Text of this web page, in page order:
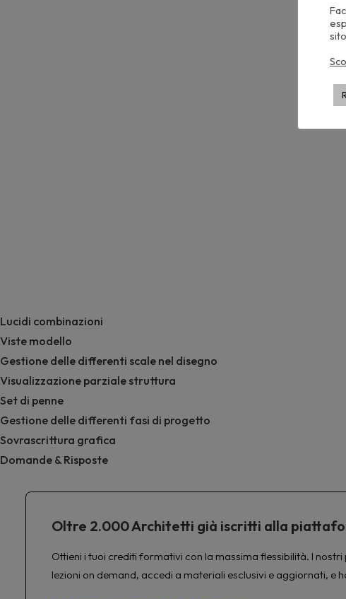
Lucidi combinazioni
Viste modello
Gestione delle differenti scale nel disegno
Visualizzazione parziale struttura
Set di penne
Gestione delle differenti fasi di progetto
Sovrascrittura grafica
Domande & Risposte
Oltre 2.000 Architetti già iscritti alla
Ottieni i tuoi crediti formativi con la massima flessibilità. I
lezioni on demand, accedi a materiali esclusivi e aggiornati,